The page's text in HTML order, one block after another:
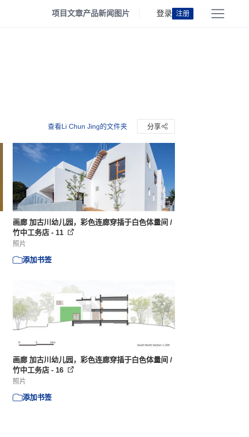
项目文章产品新闻 图片 登录 注册
查看Li Chun Jing的文件夹 分享
画廊 加古川幼儿园，彩色连廊穿插于白色体量间 /
竹中工务店 - 11
照片
添加书签
画廊 加古川幼儿园，彩色连廊穿插于白色体量间 /
竹中工务店 - 16
照片
添加书签